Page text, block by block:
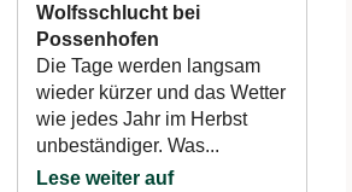
Wolfsschlucht bei
Possenhofen
Die Tage werden langsam
wieder kürzer und das Wetter
wie jedes Jahr im Herbst
unbeständiger. Was...
Lese weiter auf